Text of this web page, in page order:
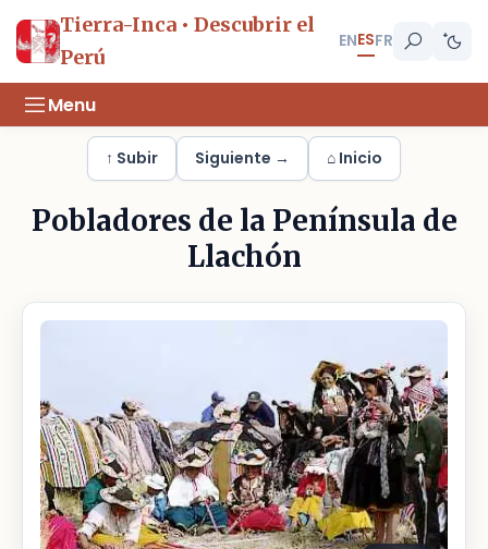
Tierra-Inca • Descubrir el
Perú
ENESFR
Menu
↑ Subir Siguiente → ⌂ Inicio
Pobladores de la Península de
Llachón